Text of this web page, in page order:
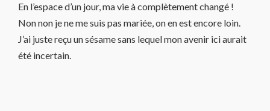
En l’espace d’un jour, ma vie à complètement changé !
Non non je ne me suis pas mariée, on en est encore loin.
J’ai juste reçu un sésame sans lequel mon avenir ici aurait
été incertain.